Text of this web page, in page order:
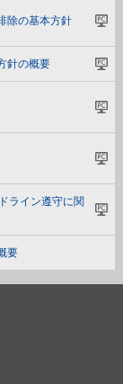
除の基本方針
針の概要
ライン遵守に関
要